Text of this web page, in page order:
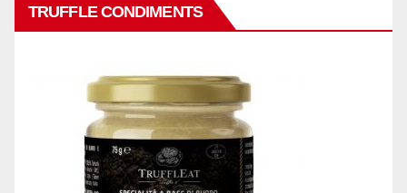
TRUFFLE CONDIMENTS